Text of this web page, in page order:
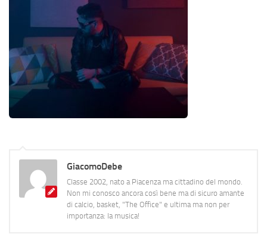
GiacomoDebe
Classe 2002, nato a Piacenza ma cittadino del mondo.
Non mi conosco ancora così bene ma di sicuro amante
di calcio, basket, "The Office" e ultima ma non per
importanza: la musica!